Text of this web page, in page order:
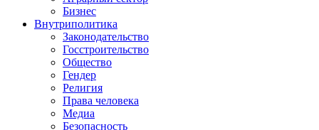
Бизнес
Внутриполитика
Законодательство
Госстроительство
Общество
Гендер
Религия
Права человека
Медиа
Безопасность